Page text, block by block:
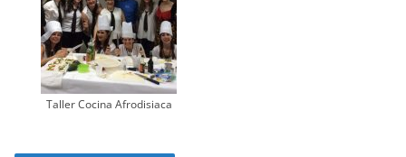
Taller Cocina Afrodisiaca